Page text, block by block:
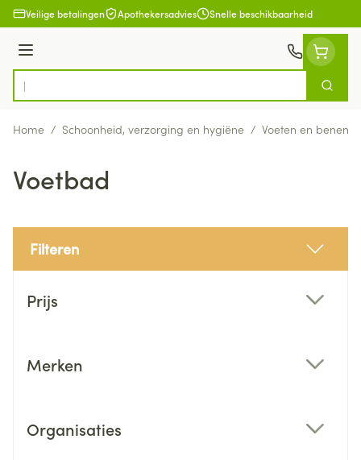
Ga naar de inhoud
Veilige betalingen Apothekersadvies Snelle beschikbaarheid
Menu
Product, merk, categorie...
Zoek
Home / Schoonheid, verzorging en hygiëne / Voeten en benen
Voetbad
Filteren
Prijs
Merken
Organisaties